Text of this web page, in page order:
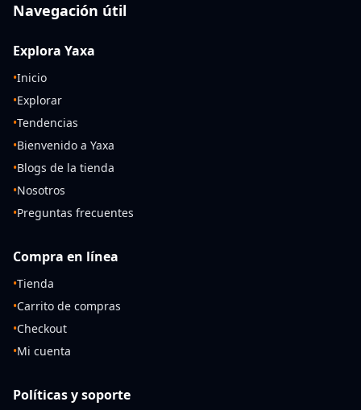
Navegación útil
Explora Yaxa
•Inicio
•Explorar
•Tendencias
•Bienvenido a Yaxa
•Blogs de la tienda
•Nosotros
•Preguntas frecuentes
Compra en línea
•Tienda
•Carrito de compras
•Checkout
•Mi cuenta
Políticas y soporte